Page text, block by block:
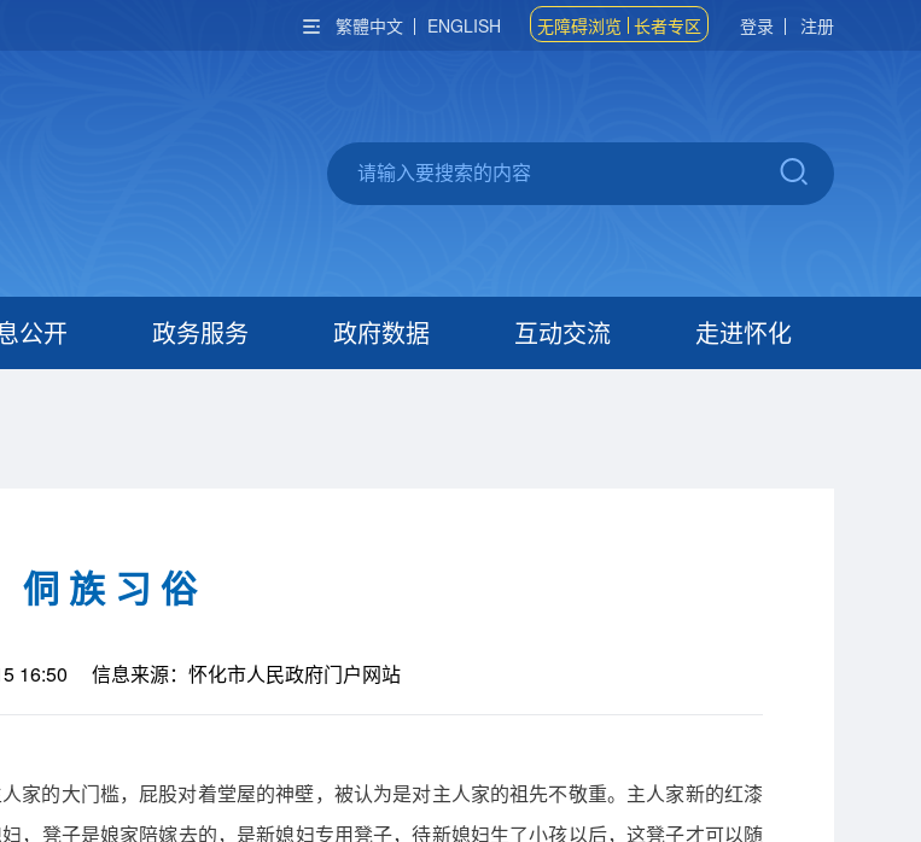
繁體中文 ENGLISH 无障碍浏览 长者专区 登录 注册
公开 政务服务 政府数据 互动交流 走进怀化
侗 族 习 俗
16:50 信息来源：怀化市人民政府门户网站
家的大门槛，屁股对着堂屋的神壁，被认为是对主人家的祖先不敬重。主人家新的红漆
，凳子是娘家陪嫁去的，是新媳妇专用凳子，待新媳妇生了小孩以后，这凳子才可以随